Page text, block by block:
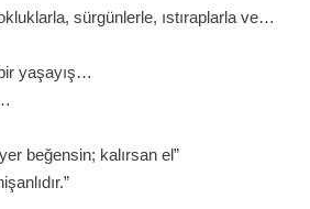
sürgünlerle, ıstıraplarla ve…
yaşayış…
beğensin; kalırsan el”